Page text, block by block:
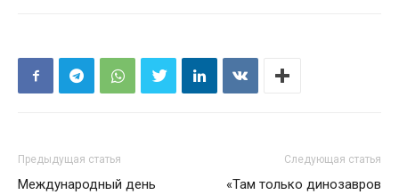
Предыдущая статья
Международный день
Следующая статья
«Там только динозавров